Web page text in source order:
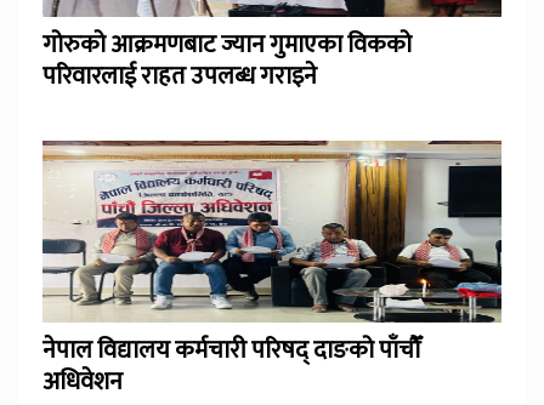
गोरुको आक्रमणबाट ज्यान गुमाएका विकको
परिवारलाई राहत उपलब्ध गराइने
नेपाल विद्यालय कर्मचारी परिषद् दाङको पाँचौँ
अधिवेशन